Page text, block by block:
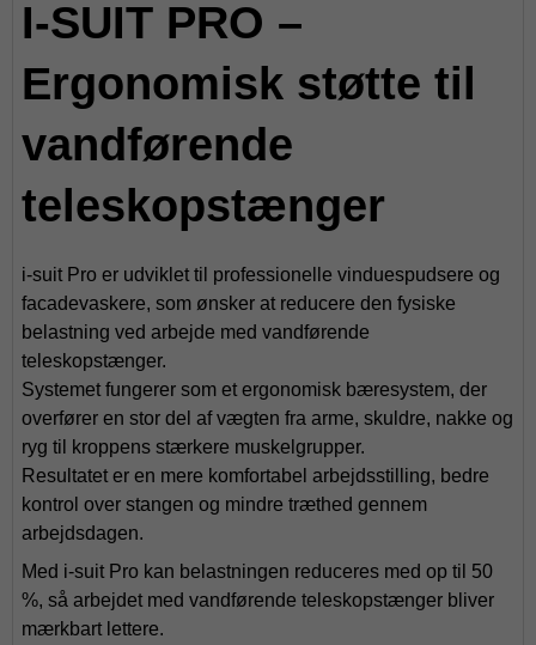
I-SUIT PRO –
Ergonomisk støtte til
vandførende
teleskopstænger
i-suit Pro er udviklet til professionelle vinduespudsere og
facadevaskere, som ønsker at reducere den fysiske
belastning ved arbejde med vandførende
teleskopstænger.
Systemet fungerer som et ergonomisk bæresystem, der
overfører en stor del af vægten fra arme, skuldre, nakke og
ryg til kroppens stærkere muskelgrupper.
Resultatet er en mere komfortabel arbejdsstilling, bedre
kontrol over stangen og mindre træthed gennem
arbejdsdagen.
Med i-suit Pro kan belastningen reduceres med op til 50
%, så arbejdet med vandførende teleskopstænger bliver
mærkbart lettere.